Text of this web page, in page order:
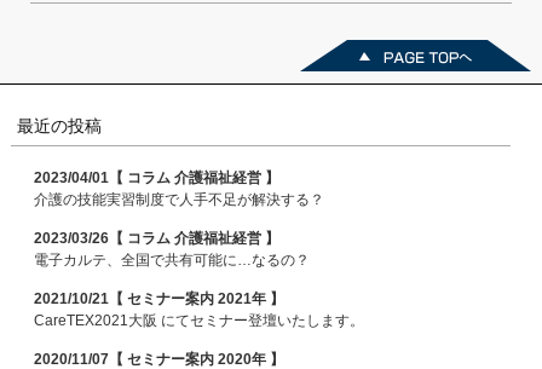
最近の投稿
2023/04/01【 コラム 介護福祉経営 】
介護の技能実習制度で人手不足が解決する？
2023/03/26【 コラム 介護福祉経営 】
電子カルテ、全国で共有可能に…なるの？
2021/10/21【 セミナー案内 2021年 】
CareTEX2021大阪 にてセミナー登壇いたします。
2020/11/07【 セミナー案内 2020年 】